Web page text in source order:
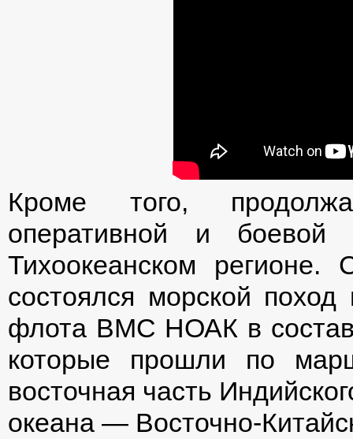
Кроме того,
оперативной и боевой
Тихоокеанском
состоялся морской
флота ВМС НОАК в
которые прошли по
восточная часть
океана — Восточно-